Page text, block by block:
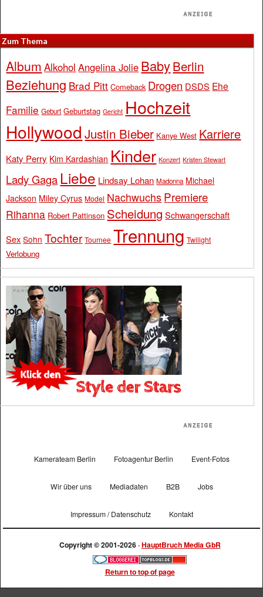
Zum Thema
Album Alkohol Angelina Jolie BabyBerlin
Beziehung Brad Pitt Comeback Drogen DSDS Ehe
Familie Geburt Geburtstag Gericht Hochzeit
Hollywood Justin Bieber Kanye West Karriere
Katy Perry Kim Kardashian Kinder Konzert Kristen Stewart
Lady Gaga Liebe Lindsay Lohan Madonna Michael
Jackson Miley Cyrus Model Nachwuchs Premiere
Rihanna Robert Pattinson Scheidung Schwangerschaft
Sex Sohn Tochter Tournee Trennung Twilight
Verlobung
Kamerateam Berlin Fotoagentur Berlin Event-Fotos
Wir über uns Mediadaten B2B Jobs
Impressum / Datenschutz Kontakt
Copyright © 2001-2026 ·HauptBruch Media GbR
Return to top of page